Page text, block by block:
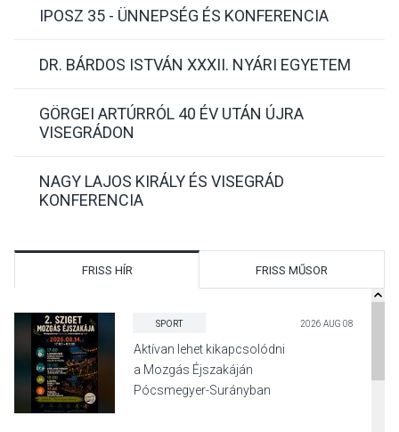
IPOSZ 35 - ÜNNEPSÉG ÉS KONFERENCIA
DR. BÁRDOS ISTVÁN XXXII. NYÁRI EGYETEM
GÖRGEI ARTÚRRÓL 40 ÉV UTÁN ÚJRA
VISEGRÁDON
NAGY LAJOS KIRÁLY ÉS VISEGRÁD
KONFERENCIA
FRISS HÍR FRISS MŰSOR
SPORT 2026 AUG 08
Aktívan lehet kikapcsolódni
a Mozgás Éjszakáján
Pócsmegyer-Surányban